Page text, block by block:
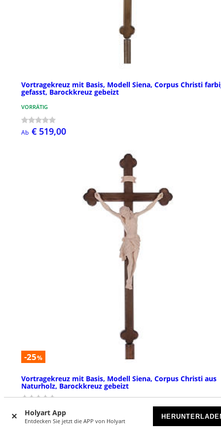
Holyart App
Entdecken Sie jetzt die APP von Holyart
Vortragekreuz mit Basis, Modell Siena, Corpus Christi
gefasst, Barockkreuz gebeizt
VORRÄTIG
Ab € 519,00
-25%
Vortragekreuz mit Basis, Modell Siena, Corpus Christi aus
Naturholz, Barockkreuz gebeizt
Ab € 399,00